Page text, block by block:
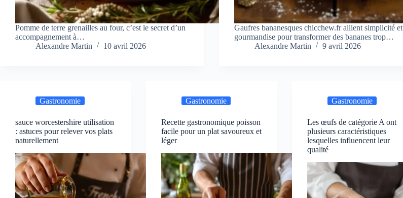
Pomme de terre grenailles au four, c’est le secret d’un
accompagnement à…
Alexandre Martin
10 avril 2026
Gaufres bananesques chicchew.fr allient simplicité et
gourmandise pour transformer des bananes trop…
Alexandre Martin
9 avril 2026
Gastronomie
sauce worcestershire utilisation
: astuces pour relever vos plats
naturellement
Gastronomie
Recette gastronomique poisson
facile pour un plat savoureux et
léger
Gastronomie
Les œufs de catégorie A ont
plusieurs caractéristiques
lesquelles influencent leur
qualité